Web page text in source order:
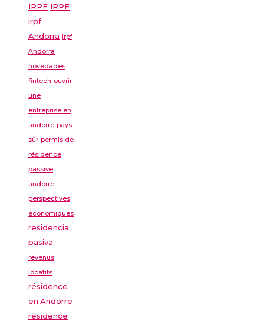
IRPF IRPF
irpf
Andorra irpf
Andorra
novedades
fintech ouvrir
une
entreprise en
andorre pays
sûr permis de
résidence
passive
andorre
perspectives
économiques
residencia
pasiva
revenus
locatifs
résidence
en Andorre
résidence